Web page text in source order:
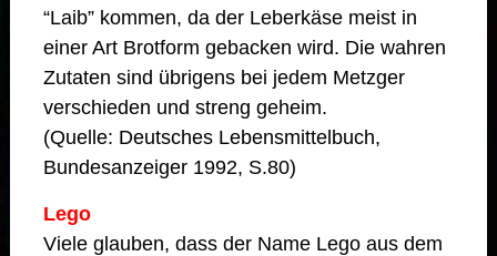
“Laib” kommen, da der Leberkäse meist in
einer Art Brotform gebacken wird. Die wahren
Zutaten sind übrigens bei jedem Metzger
verschieden und streng geheim.
(Quelle: Deutsches Lebensmittelbuch,
Bundesanzeiger 1992, S.80)
Lego
Viele glauben, dass der Name Lego aus dem